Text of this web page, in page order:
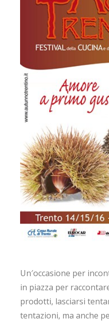
Un′occasione per
in piazza per
prodotti, lasciarsi
tentazioni, ma anche